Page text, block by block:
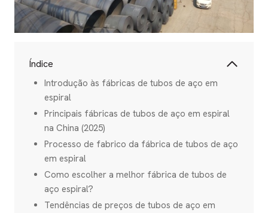
Índice
Introdução às fábricas de tubos de aço em
espiral
Principais fábricas de tubos de aço em espiral
na China (2025)
Processo de fabrico da fábrica de tubos de aço
em espiral
Como escolher a melhor fábrica de tubos de
aço espiral?
Tendências de preços de tubos de aço em